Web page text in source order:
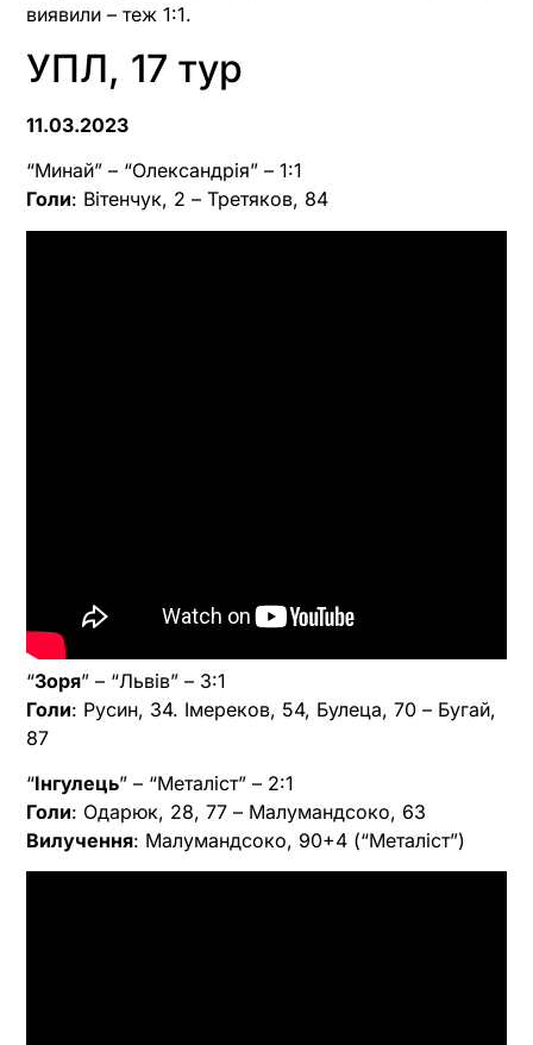
виявили – теж 1:1.
УПЛ, 17 тур
11.03.2023
“Минай” – “Олександрія” – 1:1
Голи: Вітенчук, 2 – Третяков, 84
“Зоря” – “Львів” – 3:1
Голи: Русин, 34. Імереков, 54, Булеца, 70 – Бугай,
87
“Інгулець” – “Металіст” – 2:1
Голи: Одарюк, 28, 77 – Малумандсоко, 63
Вилучення: Малумандсоко, 90+4 (“Металіст”)